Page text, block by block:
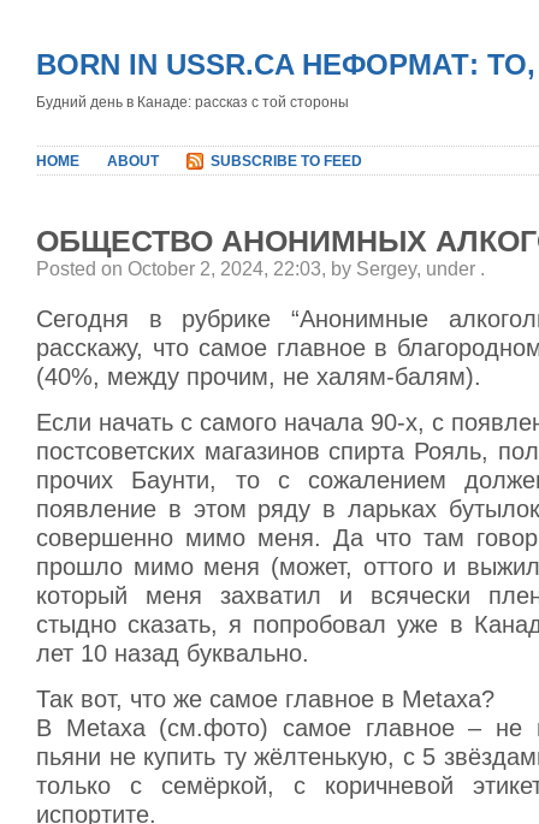
BORN IN USSR.CA НЕФОРМАТ:
Будний день в Канаде: рассказ с той стороны
HOME ABOUT SUBSCRIBE TO FEED
ОБЩЕСТВО АНОНИМНЫХ
Posted on October 2, 2024, 22:03, by Sergey, under .
Сегодня в рубрике “Анонимные
расскажу, что самое главное в
(40%, между прочим, не халям-балям).
Если начать с самого начала 90-х, с
постсоветских магазинов спирта Рояль,
прочих Баунти, то с сожалением
появление в этом ряду в ларьках
совершенно мимо меня. Да что там
прошло мимо меня (может, оттого и
который меня захватил и всячески
стыдно сказать, я попробовал уже в
лет 10 назад буквально.
Так вот, что же самое главное в Metaxa?
В Metaxa (см.фото) самое главное – не
пьяни не купить ту жёлтенькую, с 5
только с семёркой, с коричневой
испортите.